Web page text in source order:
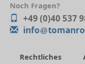
Noch Fragen?
+49 (0)40 537
info
Rechtliches